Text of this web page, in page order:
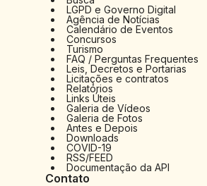
LGPD e Governo Digital
Agência de Notícias
Calendário de Eventos
Concursos
Turismo
FAQ / Perguntas Frequentes
Leis, Decretos e Portarias
Licitações e contratos
Relatórios
Links Úteis
Galeria de Vídeos
Galeria de Fotos
Antes e Depois
Downloads
COVID-19
RSS/FEED
Documentação da API
Contato